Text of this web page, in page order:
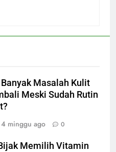
Masalah Kulit
Meski Sudah Rutin
4 minggu ago 0
Memilih Vitamin